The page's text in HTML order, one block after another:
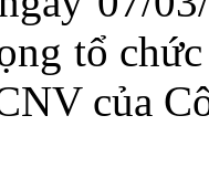
tổ
của